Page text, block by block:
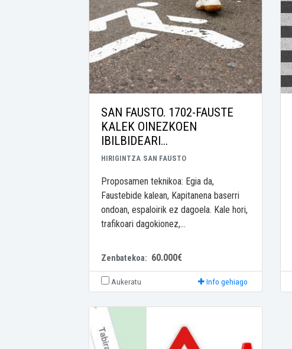
SAN FAUSTO. 1702-FAUSTE
KALEK OINEZKOEN
IBILBIDEARI...
HIRIGINTZA SAN FAUSTO
Proposamen teknikoa: Egia da,
Faustebide kalean, Kapitanena baserri
ondoan, espaloirik ez dagoela. Kale hori,
trafikoari dagokionez,...
Zenbatekoa: 60.000€
Aukeratu Info gehiago